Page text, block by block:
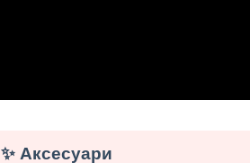
✨ Аксесуари